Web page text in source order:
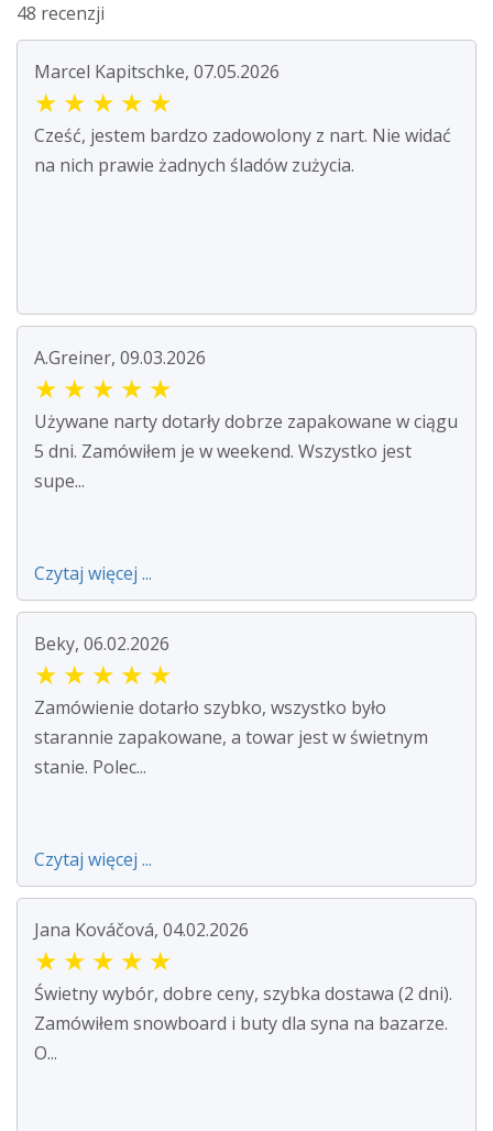
48 recenzji
Marcel Kapitschke, 07.05.2026
★ ★ ★ ★ ★
Cześć, jestem bardzo zadowolony z nart. Nie widać
na nich prawie żadnych śladów zużycia.
A.Greiner, 09.03.2026
★ ★ ★ ★ ★
Używane narty dotarły dobrze zapakowane w ciągu
5 dni. Zamówiłem je w weekend. Wszystko jest
supe...
Czytaj więcej ...
Beky, 06.02.2026
★ ★ ★ ★ ★
Zamówienie dotarło szybko, wszystko było
starannie zapakowane, a towar jest w świetnym
stanie. Polec...
Czytaj więcej ...
Jana Kováčová, 04.02.2026
★ ★ ★ ★ ★
Świetny wybór, dobre ceny, szybka dostawa (2 dni).
Zamówiłem snowboard i buty dla syna na bazarze.
O...